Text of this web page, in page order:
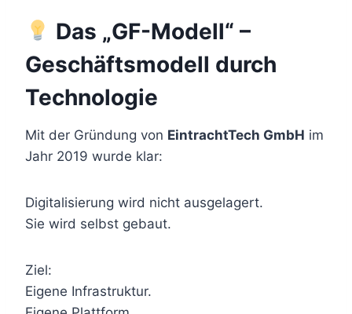
Das „GF-Modell“ –
Geschäftsmodell durch
Technologie
Mit der Gründung von EintrachtTech GmbH im
Jahr 2019 wurde klar:
Digitalisierung wird nicht ausgelagert.
Sie wird selbst gebaut.
Ziel:
Eigene Infrastruktur.